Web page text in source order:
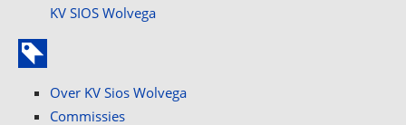
KV SIOS Wolvega
Over KV Sios Wolvega
Commissies